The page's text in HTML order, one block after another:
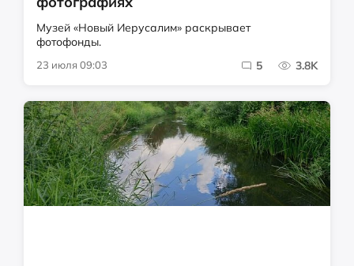
Музей «Новый Иерусалим» раскрывает
фотофонды.
23 июля 09:03 5 3.8K